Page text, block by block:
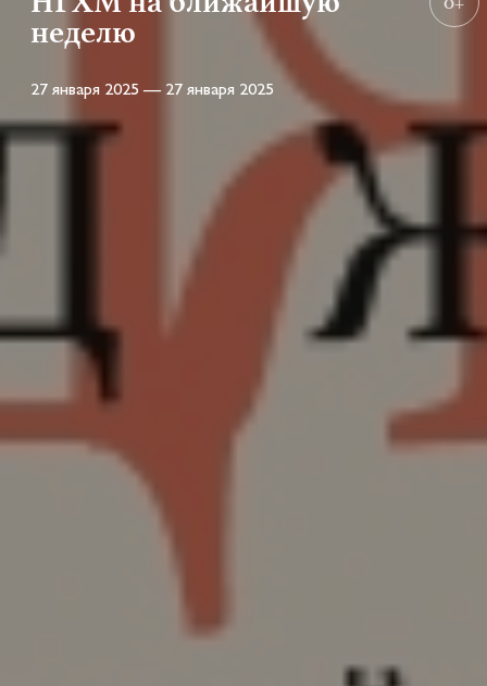
неделю
27 января 2025 — 27 января 2025